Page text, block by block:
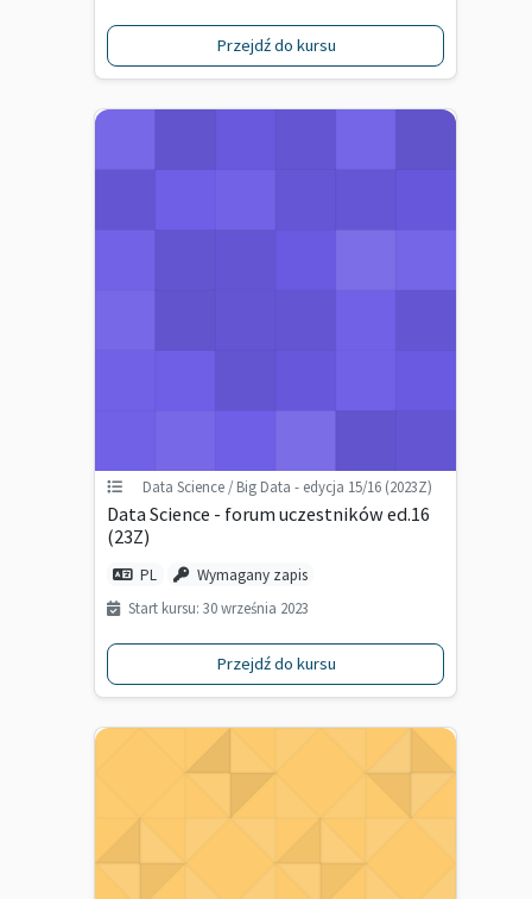
Przejdź do kursu
Data Science / Big Data - edycja 15/16 (2023Z)
Data Science - forum uczestników ed.16
(23Z)
PL Wymagany zapis
Start kursu: 30 września 2023
Przejdź do kursu